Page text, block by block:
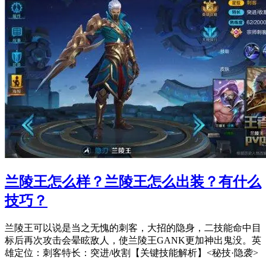
兰陵王怎么样？兰陵王怎么出装？有什么
技巧？
兰陵王可以说是当之无愧的刺客，大招的隐身，二技能命中目
标后再次攻击会晕眩敌人，使兰陵王GANK更加神出鬼没。英
雄定位：刺客特长：突进/收割【关键技能解析】<秘技·隐袭>